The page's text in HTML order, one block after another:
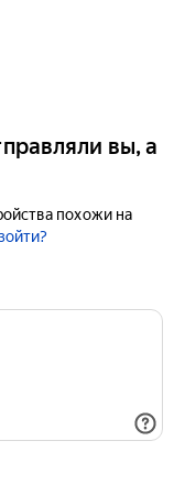
вы, а
похожи на